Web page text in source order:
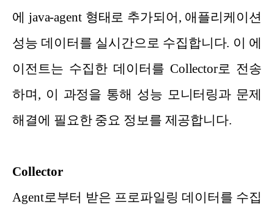
에 java-agent 형태로 추가되어, 애플리케이션
성능 데이터를 실시간으로 수집합니다. 이 에
이전트는 수집한 데이터를 Collector로 전송
하며, 이 과정을 통해 성능 모니터링과 문제
해결에 필요한 중요 정보를 제공합니다.
Collector
Agent로부터 받은 프로파일링 데이터를 수집